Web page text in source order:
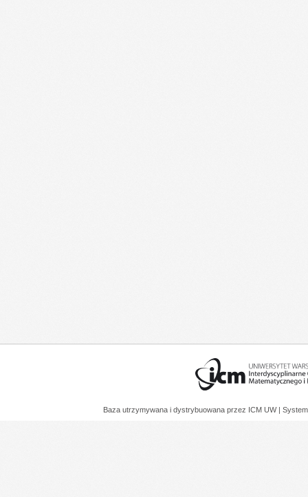
Baza utrzymywana i dystrybuowana przez ICM UW |